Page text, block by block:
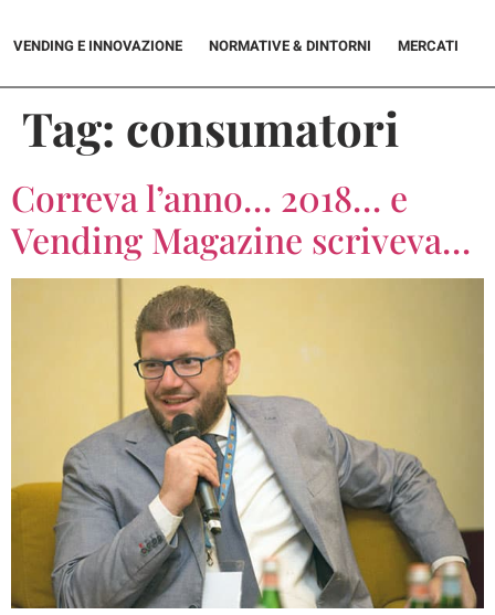
VENDING E INNOVAZIONE NORMATIVE & DINTORNI MERCATI
Tag: consumatori
Correva l’anno… 2018… e
Vending Magazine scriveva…